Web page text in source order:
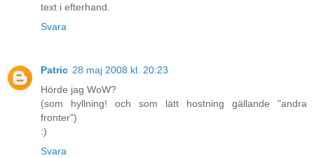
text i efterhand.
Svara
Patric 28 maj 2008 kl. 20:23
Hörde jag WoW?
(som hyllning! och som lätt hostning gällande "andra
fronter")
:)
Svara